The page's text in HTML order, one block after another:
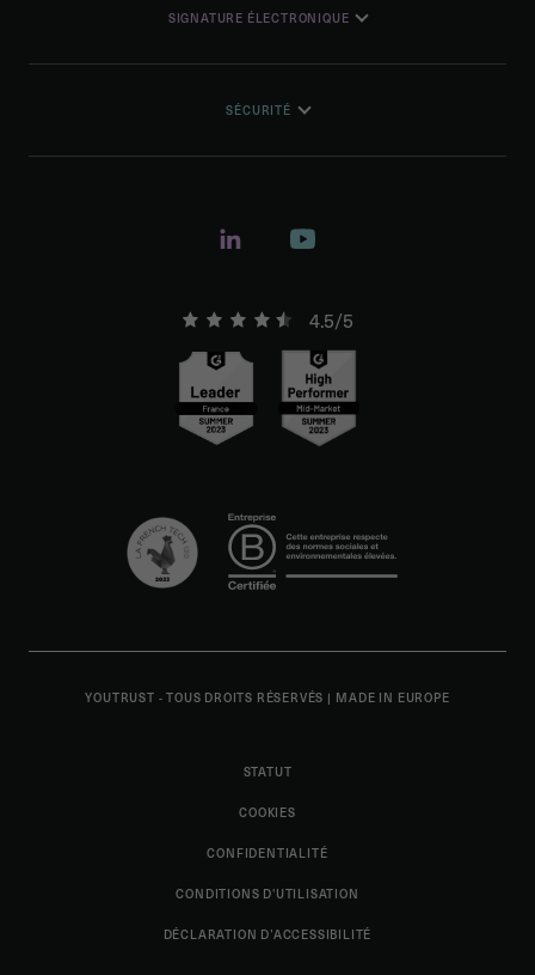
SIGNATURE ÉLECTRONIQUE
SÉCURITÉ
4.5/5
YOUTRUST - TOUS DROITS RÉSERVÉS | MADE IN EUROPE
STATUT
COOKIES
CONFIDENTIALITÉ
CONDITIONS D'UTILISATION
DÉCLARATION D’ACCESSIBILITÉ